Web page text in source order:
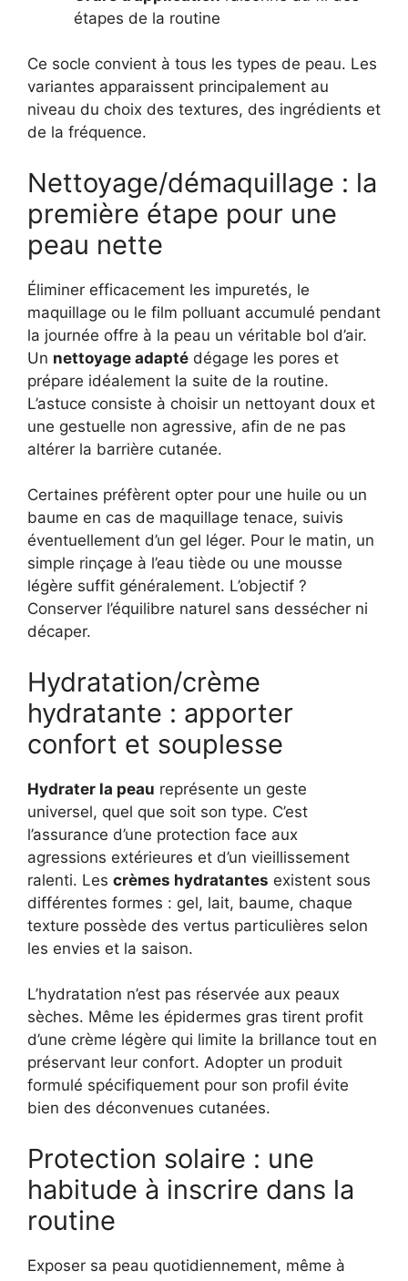
étapes de la routine
Ce socle convient à tous les types de peau. Les
variantes apparaissent principalement au
niveau du choix des textures, des ingrédients et
de la fréquence.
Nettoyage/démaquillage : la
première étape pour une
peau nette
Éliminer efficacement les impuretés, le
maquillage ou le film polluant accumulé pendant
la journée offre à la peau un véritable bol d’air.
Un nettoyage adapté dégage les pores et
prépare idéalement la suite de la routine.
L’astuce consiste à choisir un nettoyant doux et
une gestuelle non agressive, afin de ne pas
altérer la barrière cutanée.
Certaines préfèrent opter pour une huile ou un
baume en cas de maquillage tenace, suivis
éventuellement d’un gel léger. Pour le matin, un
simple rinçage à l’eau tiède ou une mousse
légère suffit généralement. L’objectif ?
Conserver l’équilibre naturel sans dessécher ni
décaper.
Hydratation/crème
hydratante : apporter
confort et souplesse
Hydrater la peau représente un geste
universel, quel que soit son type. C’est
l’assurance d’une protection face aux
agressions extérieures et d’un vieillissement
ralenti. Les crèmes hydratantes existent sous
différentes formes : gel, lait, baume, chaque
texture possède des vertus particulières selon
les envies et la saison.
L’hydratation n’est pas réservée aux peaux
sèches. Même les épidermes gras tirent profit
d’une crème légère qui limite la brillance tout en
préservant leur confort. Adopter un produit
formulé spécifiquement pour son profil évite
bien des déconvenues cutanées.
Protection solaire : une
habitude à inscrire dans la
routine
Exposer sa peau quotidiennement, même à